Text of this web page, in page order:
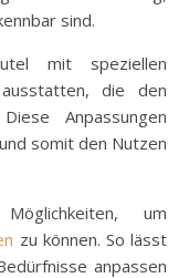
sind.
mit speziellen
ausstatten, die den
Anpassungen
somit den Nutzen
um
zu können. So lässt
anpassen